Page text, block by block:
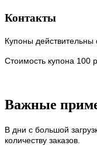
Контакты
Купоны
Стоимость купона 100
Важные
В дни с большой
количеству заказов.